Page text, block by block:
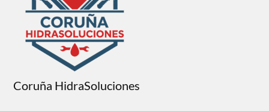
Coruña HidraSoluciones